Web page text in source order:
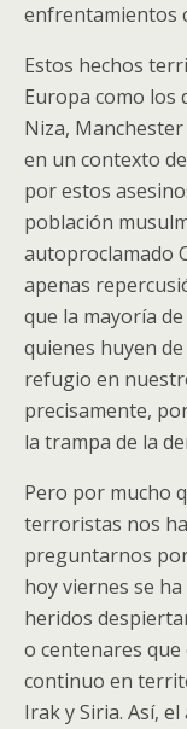
enfrentamientos
Estos hechos
Europa como los
Niza,
en un contexto
por estos
población
autoproclamado
apenas
que la mayoría
quienes huyen
refugio en
precisamente,
la trampa de la
Pero por mucho
terroristas nos
preguntarnos
hoy viernes se
heridos
o centenares
continuo en
Irak y Siria. Así,